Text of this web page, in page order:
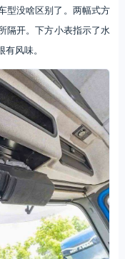
型没啥区别了。两幅式方
隔开。下方小表指示了水
风味。